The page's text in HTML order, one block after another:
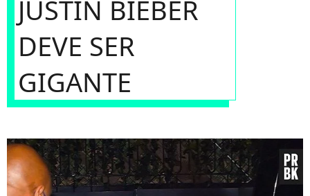
JUSTIN BIEBER
DEVE SER
GIGANTE